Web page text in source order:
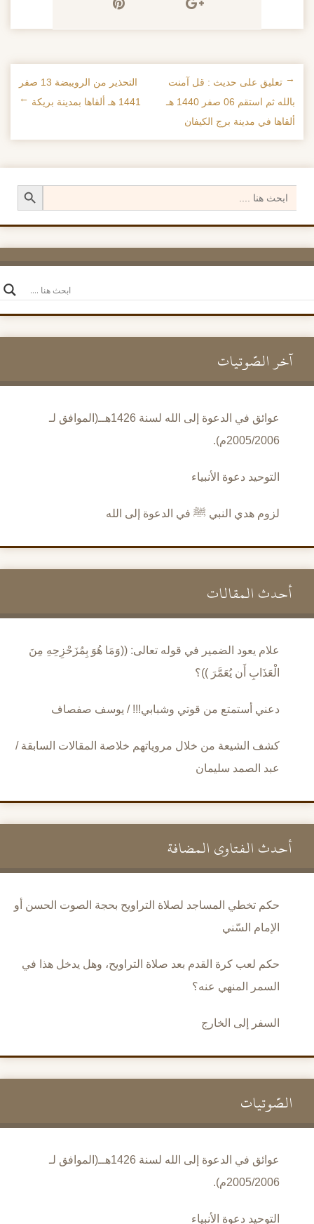
تصفح الإدراجات
← تعليق على حديث : قل آمنت
بالله ثم استقم 06 صفر 1440 هـ
ألقاها في مدينة برج الكيفان
التحذير من الرويبضة 13 صفر
1441 هـ ألقاها بمدينة بريكة
→
for:
Search Button
آخر الصَّوتيات
عوائق في الدعوة إلى الله لسنة 1426هــ(الموافق لـ
2005/2006م).
التوحيد دعوة الأنبياء
لزوم هدي النبي ﷺ في الدعوة إلى الله
أحدث المقالات
علام يعود الضمير في قوله تعالى: ((وَمَا هُوَ بِمُزَحْزِحِهِ مِنَ
الْعَذَابِ أَن يُعَمَّرَ ))؟
دعني أستمتع من قوتي وشبابي!!! / يوسف صفصاف
كشف الشيعة من خلال مروياتهم خلاصة المقالات السابقة /
عبد الصمد سليمان
أحدث الفتاوى المضافة
حكم تخطي المساجد لصلاة التراويح بحجة الصوت الحسن أو
الإمام السّني
حكم لعب كرة القدم بعد صلاة التراويح، وهل يدخل هذا في
السمر المنهي عنه؟
السفر إلى الخارج
الصَّوتيات
عوائق في الدعوة إلى الله لسنة 1426هــ(الموافق لـ
2005/2006م).
التوحيد دعوة الأنبياء